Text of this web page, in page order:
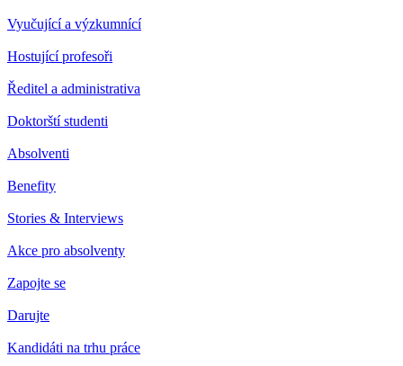
Vyučující a výzkumnící
Hostující profesoři
Ředitel a administrativa
Doktorští studenti
Absolventi
Benefity
Stories & Interviews
Akce pro absolventy
Zapojte se
Darujte
Kandidáti na trhu práce